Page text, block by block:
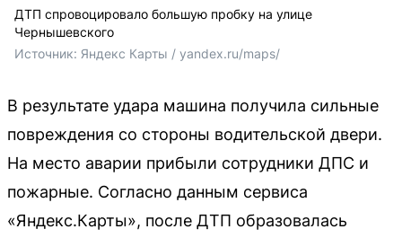
ДТП спровоцировало большую пробку на улице
Чернышевского
Источник: Яндекс Карты / yandex.ru/maps/
В результате удара машина получила сильные
повреждения со стороны водительской двери.
На место аварии прибыли сотрудники ДПС и
пожарные. Согласно данным сервиса
«Яндекс.Карты», после ДТП образовалась